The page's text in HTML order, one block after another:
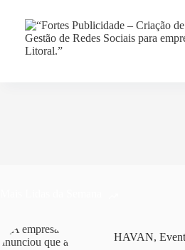
HAVAN,